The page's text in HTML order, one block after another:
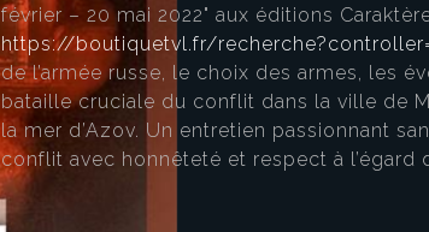
février – 20 mai 2022" aux éditions
https://boutiquetvl.fr/
de l’armée russe, le choix des armes, les
bataille cruciale du conflit dans la ville de
la mer d’Azov. Un entretien passionnant
conflit avec honnêteté et respect à